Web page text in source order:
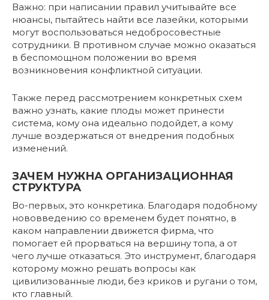
Важно: при написании правил учитывайте все
нюансы, пытайтесь найти все лазейки, которыми
могут воспользоваться недобросовестные
сотрудники. В противном случае можно оказаться
в беспомощном положении во время
возникновения конфликтной ситуации.
Также перед рассмотрением конкретных схем
важно узнать, какие плоды может принести
система, кому она идеально подойдет, а кому
лучше воздержаться от внедрения подобных
изменений.
ЗАЧЕМ НУЖНА ОРГАНИЗАЦИОННАЯ
СТРУКТУРА
Во-первых, это конкретика. Благодаря подобному
нововведению со временем будет понятно, в
каком направлении движется фирма, что
помогает ей прорваться на вершину топа, а от
чего лучше отказаться. Это инструмент, благодаря
которому можно решать вопросы как
цивилизованные люди, без криков и ругани о том,
кто главный.